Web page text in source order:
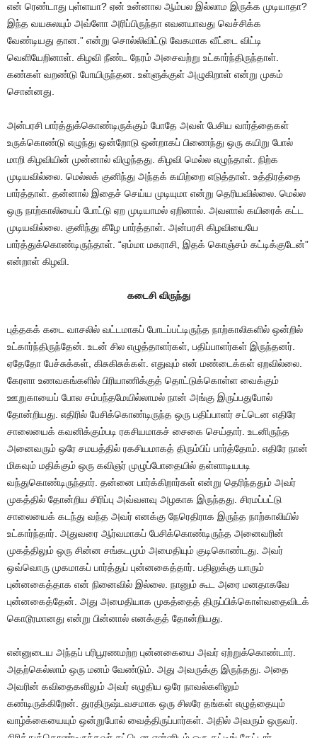
என் ரெண்டாது புள்ளயா? ஏன் உன்னால ஆம்பல இல்லாம இருக்க முடியாதா?
இந்த வயசுலயும் அவ்ளோ அரிப்பிருந்தா எவனயாவது வெச்சிக்க
வேண்டியது தான.” என்று சொல்லிவிட்டு வேகமாக வீட்டை விட்டி
வெளியேறினாள். கிழவி நீண்ட நேரம் அசைவற்று உட்கார்ந்திருந்தாள்.
கண்கள் வறண்டு போயிருந்தன. உள்ளுக்குள் அழுகிறாள் என்று முகம்
சொன்னது.
அன்பரசி பார்த்துக்கொண்டிருக்கும் போதே அவள் பேசிய வார்த்தைகள்
உருக்கொண்டு எழுந்து ஒன்றோடு ஒன்றாகப் பிணைந்து ஒரு கயிறு போல்
மாறி கிழவியின் முன்னால் விழுந்தது. கிழவி மெல்ல எழுந்தாள். நிற்க
முடியவில்லை. மெல்லக் குனிந்து அந்தக் கயிற்றை எடுத்தாள். உத்திரத்தை
பார்த்தாள். தன்னால் இதைச் செய்ய முடியுமா என்று தெரியவில்லை. மெல்ல
ஒரு நாற்காலியைப் போட்டு ஏற முடியாமல் ஏறினால். அவளால் கயிரைக் கட்ட
முடியவில்லை. குனிந்து கீழே பார்த்தாள். அன்பரசி கிழவியையே
பார்த்துக்கொண்டிருந்தாள். “ஏம்மா மகராசி, இதக் கொஞ்சம் கட்டிக்குடேன்”
என்றாள் கிழவி.
கடைசி விருந்து
புத்தகக் கடை வாசலில் வட்டமாகப் போடப்பட்டிருந்த நாற்காலிகளில் ஒன்றில்
உட்கார்ந்திருந்தேன். உடன் சில எழுத்தாளர்கள், பதிப்பாளர்கள் இருந்தனர்.
ஏதேதோ பேச்சுக்கள், கிசுகிசுக்கள். எதுவும் என் மண்டைக்கள் ஏறவில்லை.
கேரளா உணவகங்களில் பிரியாணிக்குத் தொட்டுக்கொள்ள வைக்கும்
ஊறுகாயைப் போல சம்பந்தமேயில்லாமல் நான் அங்கு இருப்பதுபோல்
தோன்றியது. எதிரில் பேசிக்கொண்டிருந்த ஒரு பதிப்பாளர் சட்டென எதிரே
சாலையைக் கவனிக்கும்படி ரகசியமாகச் சைகை செய்தார். உடனிருந்த
அனைவரும் ஒரே சமயத்தில் ரகசியமாகத் திரும்பிப் பார்த்தோம். எதிரே நான்
மிகவும் மதிக்கும் ஒரு கவிஞர் முழுப்போதையில் தள்ளாடியபடி
வந்துகொண்டிருந்தார். தன்னை பார்க்கிறார்கள் என்று தெரிந்ததும் அவர்
முகத்தில் தோன்றிய சிரிப்பு அவ்வளவு அழகாக இருந்தது. சிரமப்பட்டு
சாலையைக் கடந்து வந்த அவர் எனக்கு நேரெதிராக இருந்த நாற்காலியில்
உட்கார்ந்தார். அதுவரை ஆர்வமாகப் பேசிக்கொண்டிருந்த அனைவரின்
முகத்திலும் ஒரு சின்ன சங்கடமும் அமைதியும் குடிகொண்டது. அவர்
ஒவ்வொரு முகமாகப் பார்த்துப் புன்னகைத்தார். பதிலுக்கு யாரும்
புன்னகைத்தாக என் நினைவில் இல்லை. நானும் கூட அரை மனதாகவே
புன்னகைத்தேன். அது அமைதியாக முகத்தைத் திருப்பிக்கொள்வதைவிடக்
கொடூரமானது என்று பின்னால் எனக்குத் தோன்றியது.
என்னுடைய அந்தப் பரிபூரணமற்ற புன்னகையை அவர் ஏற்றுக்கொண்டார்.
அதற்கெல்லாம் ஒரு மனம் வேண்டும். அது அவருக்கு இருந்தது. அதை
அவரின் கவிதைகளிலும் அவர் எழுதிய ஒரே நாவல்களிலும்
கண்டிருக்கிறேன். துரதிருஷ்டவசமாக ஒரு சிலரே தங்கள் எழுத்தையும்
வாழ்க்கையையும் ஒன்றுபோல் வைத்திருப்பார்கள். அதில் அவரும் ஒருவர்.